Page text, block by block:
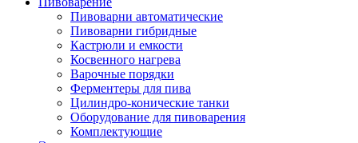
Пивоварни автоматические
Пивоварни гибридные
Кастрюли и емкости
Косвенного нагрева
Варочные порядки
Ферментеры для пива
Цилиндро-конические танки
Оборудование для пивоварения
Комплектующие